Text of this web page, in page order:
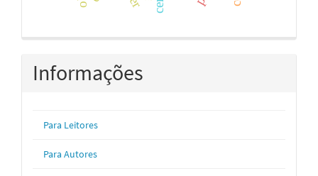
Informações
Para Leitores
Para Autores